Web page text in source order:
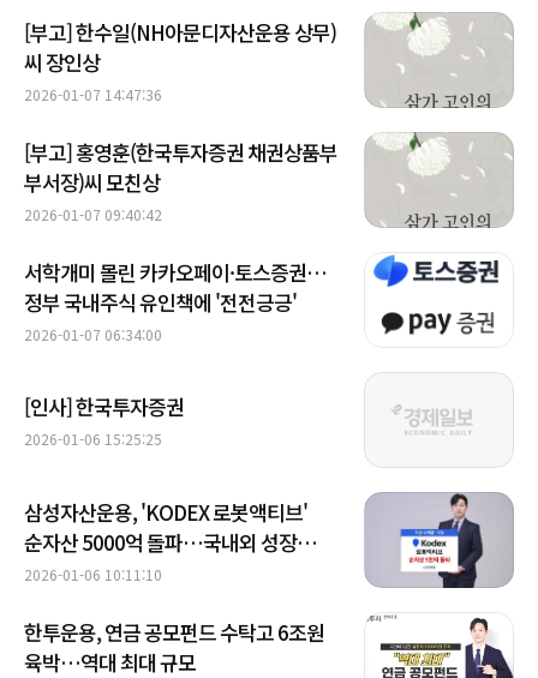
[부고] 한수일(NH아문디자산운용 상무)
씨 장인상
2026-01-07 14:47:36
[부고] 홍영훈(한국투자증권 채권상품부
부서장)씨 모친상
2026-01-07 09:40:42
서학개미 몰린 카카오페이·토스증권…
정부 국내주식 유인책에 '전전긍긍'
2026-01-07 06:34:00
[인사] 한국투자증권
2026-01-06 15:25:25
삼성자산운용, 'KODEX 로봇액티브'
순자산 5000억 돌파…국내외 성장
모멘텀 작용
2026-01-06 10:11:10
한투운용, 연금 공모펀드 수탁고 6조원
육박…역대 최대 규모